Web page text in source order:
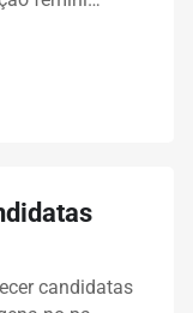
candidatas